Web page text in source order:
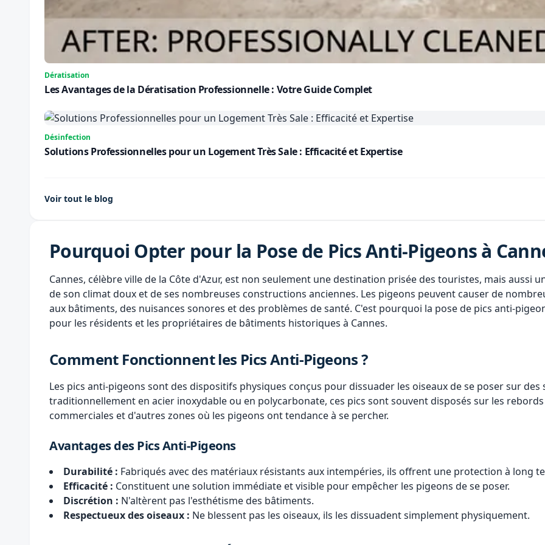
Dératisation
Les Avantages de la Dératisation Professionnelle : Votre Guide Complet
Désinfection
Solutions Professionnelles pour un Logement Très Sale : Efficacité et Expertise
Voir tout le blog
Pourquoi Opter pour la Pose de Pics Anti-Pigeons à
Cannes, célèbre ville de la Côte d'Azur, est non seulement une destination prisée des touristes, mais aussi
de son climat doux et de ses nombreuses constructions anciennes. Les pigeons peuvent causer de
aux bâtiments, des nuisances sonores et des problèmes de santé. C'est pourquoi la pose de pics anti-
pour les résidents et les propriétaires de bâtiments historiques à Cannes.
Comment Fonctionnent les Pics Anti-Pigeons ?
Les pics anti-pigeons sont des dispositifs physiques conçus pour dissuader les oiseaux de se poser sur
traditionnellement en acier inoxydable ou en polycarbonate, ces pics sont souvent disposés sur les
commerciales et d'autres zones où les pigeons ont tendance à se percher.
Avantages des Pics Anti-Pigeons
Durabilité : Fabriqués avec des matériaux résistants aux intempéries, ils offrent une protection à long
Efficacité : Constituent une solution immédiate et visible pour empêcher les pigeons de se poser.
Discrétion : N'altèrent pas l'esthétisme des bâtiments.
Respectueux des oiseaux : Ne blessent pas les oiseaux, ils les dissuadent simplement physiquement.